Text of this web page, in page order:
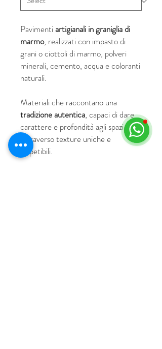
Pavimentiartigianali in graniglia di
marmo, realizzati con impasto di
grani o ciottoli di marmo, polveri
minerali, cemento, acqua e coloranti
naturali.
Materiali che raccontano una
tradizione autentica, capaci di dare
carattere e profondità agli spazi
attraverso texture uniche e
irripetibili.